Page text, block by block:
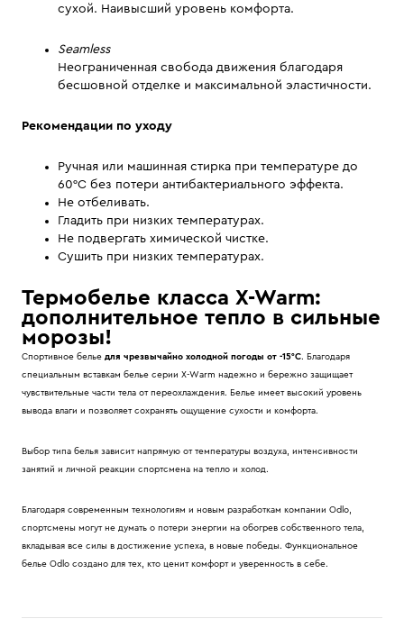
сухой. Наивысший уровень комфорта.
Seamless
Неограниченная свобода движения благодаря
бесшовной отделке и максимальной эластичности.
Рекомендации по уходу
Ручная или машинная стирка при температуре до
60°С без потери антибактериального эффекта.
Не отбеливать.
Гладить при низких температурах.
Не подвергать химической чистке.
Сушить при низких температурах.
Термобелье класса X-Warm:
дополнительное тепло в сильные
морозы!
Спортивное белье для чрезвычайно холодной погоды от -15°С. Благодаря
специальным вставкам белье серии X-Warm надежно и бережно защищает
чувствительные части тела от переохлаждения. Белье имеет высокий уровень
вывода влаги и позволяет сохранять ощущение сухости и комфорта.
Выбор типа белья зависит напрямую от температуры воздуха, интенсивности
занятий и личной реакции спортсмена на тепло и холод.
Благодаря современным технологиям и новым разработкам компании Odlo,
спортсмены могут не думать о потери энергии на обогрев собственного тела,
вкладывая все силы в достижение успеха, в новые победы. Функциональное
белье Odlo создано для тех, кто ценит комфорт и уверенность в себе.